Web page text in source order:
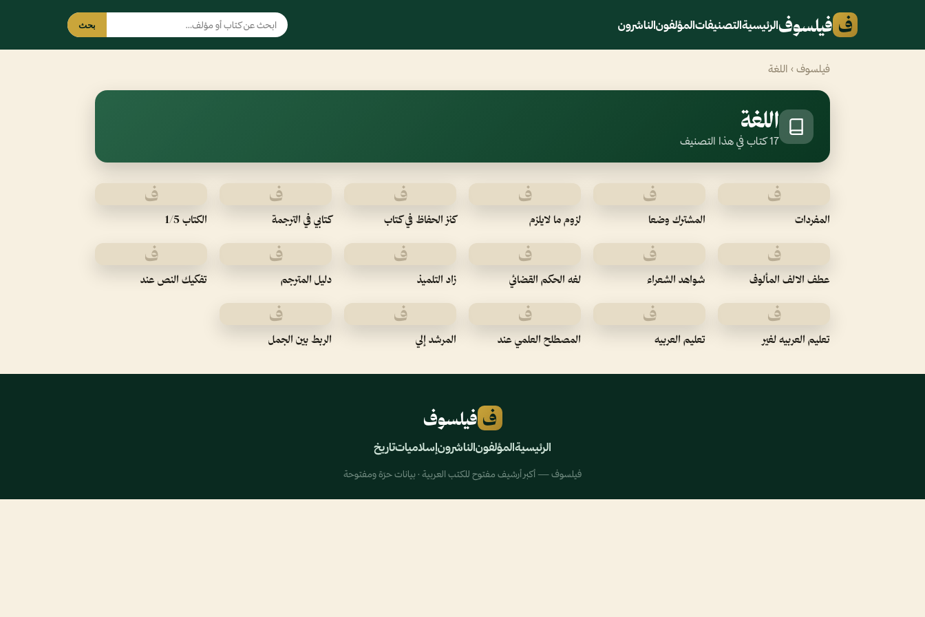
ف فيلسوفالرئيسيةالتصنيفاتالمؤلفونالناشرون بحث
فيلسوف › اللغة
اللغة
17 كتاب في هذا التصنيف
ف
المفردات
ف
المشترك وضعا
ف
لزوم ما لايلزم
ف
كنز الحفاظ في كتاب
ف
كتابي في الترجمة
ف
الكتاب 1/5
ف
عطف الالف المألوف
ف
شواهد الشعراء
ف
لغه الحكم القضائي
ف
زاد التلميذ
ف
دليل المترجم
ف
تفكيك النص عند
ف
تعليم العربيه لغير
ف
تعليم العربيه
ف
المصطلح العلمي عند
ف
المرشد إلي
ف
الربط بين الجمل
ف فيلسوف
الرئيسيةالمؤلفونالناشرونإسلامياتتاريخ
فيلسوف — أكبر أرشيف مفتوح للكتب العربية · بيانات حرّة ومفتوحة